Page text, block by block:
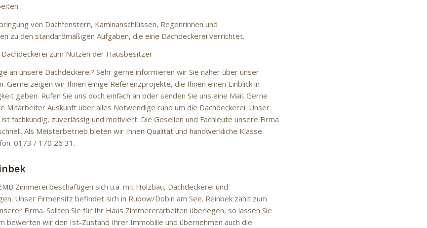
von Dachfenstern, Kaminanschlüssen, Regenrinnen und
zu den standardmäßigen Aufgaben, die eine Dachdeckerei verrichtet.
zum Nutzen der Hausbesitzer
an unsere Dachdeckerei? Sehr gerne informieren wir Sie näher über unser
Gerne zeigen wir Ihnen einige Referenzprojekte, die Ihnen einen Einblick in
geben. Rufen Sie uns doch einfach an oder senden Sie uns eine Mail. Gerne
Mitarbeiter Auskunft über alles Notwendige rund um die Dachdeckerei. Unser
fachkundig, zuverlässig und motiviert. Die Gesellen und Fachleute unsere Firma
Als Meisterbetrieb bieten wir Ihnen Qualität und handwerkliche Klasse.
0173 / 170 26 31.
Zimmerei beschäftigen sich u.a. mit Holzbau, Dachdeckerei und
Unser Firmensitz befindet sich in Rubow/Dobin am See. Reinbek zählt zum
Firma. Sollten Sie für Ihr Haus Zimmererarbeiten überlegen, so lassen Sie
bewerten wir den Ist-Zustand Ihrer Immobilie und übernehmen auch die